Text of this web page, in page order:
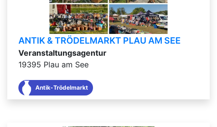
ANTIK & TRÖDELMARKT PLAU AM SEE
Veranstaltungsagentur
19395 Plau am See
Antik-Trödelmarkt